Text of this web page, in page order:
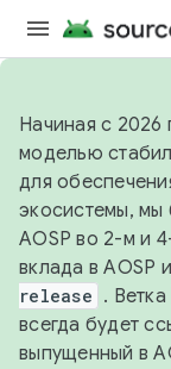
Начиная с 2026
моделью
для
экосистемы, мы
AOSP во 2-м и
вклада в AOSP
release . Ветка
всегда будет
выпущенный в